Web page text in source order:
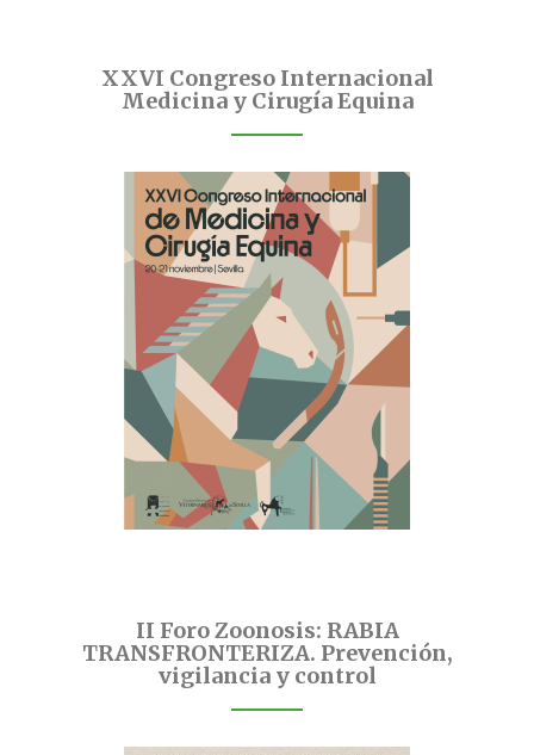
XXVI Congreso Internacional
Medicina y Cirugía Equina
II Foro Zoonosis: RABIA
TRANSFRONTERIZA. Prevención,
vigilancia y control